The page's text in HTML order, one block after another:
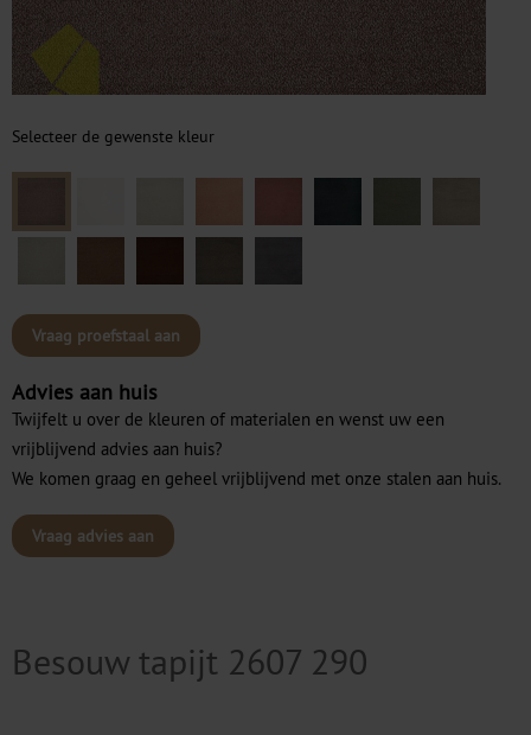
Selecteer de gewenste kleur
Vraag proefstaal aan
Advies aan huis
Twijfelt u over de kleuren of materialen en wenst uw een
vrijblijvend advies aan huis?
We komen graag en geheel vrijblijvend met onze stalen aan huis.
Vraag advies aan
Besouw tapijt 2607 290